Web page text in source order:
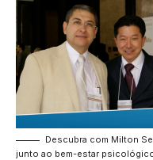
Descubra com Milton
junto ao bem-estar